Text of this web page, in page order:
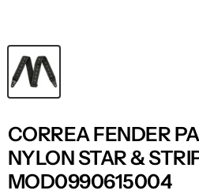
CORREA FENDER
NYLON STAR &
MOD0990615004